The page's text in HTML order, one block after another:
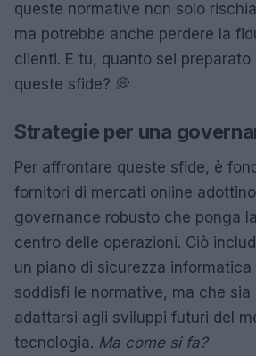
queste normative non solo
ma potrebbe anche perdere la
clienti. E tu, quanto sei
queste sfide? 💭
Strategie per una
Per affrontare queste sfide, è
fornitori di mercati online
governance robusto che ponga
centro delle operazioni. Ciò
un piano di sicurezza
soddisfi le normative, ma che
adattarsi agli sviluppi futuri del
tecnologia. Ma come si fa?